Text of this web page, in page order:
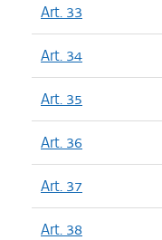
Art. 33
Art. 34
Art. 35
Art. 36
Art. 37
Art. 38